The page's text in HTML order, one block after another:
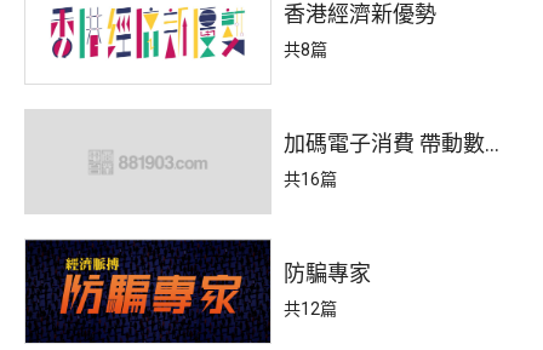
香港經濟新優勢
共8篇
加碼電子消費 帶動數字
經濟
共16篇
防騙專家
共12篇